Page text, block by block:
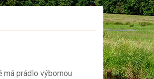
prádlo výbornou